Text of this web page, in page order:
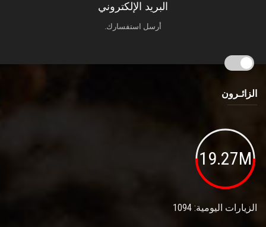
البريد الإلكتروني
أرسل استفسارك.
الزائـرون
19.27M
الزيارات اليومية: 1094